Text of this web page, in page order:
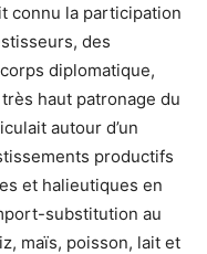
connu la participation
des
diplomatique,
haut patronage du
autour d’un
productifs
et halieutiques en
substitution au
maïs, poisson, lait et